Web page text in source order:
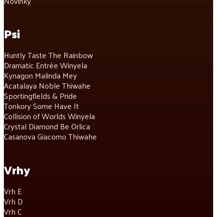
Psi
Huntly Taste The Rainbow
Dramatic Entrée Winyela
Kynagon Malinda Mey
Acatalaya Noble Thiwahe
Sportingfields & Pride
Tonkory Some Have It
Collision of Worlds Winyela
Crystal Diamond Be Orlica
Casanova Giacomo Thiwahe
Vrhy
Vrh E
Vrh D
Vrh C